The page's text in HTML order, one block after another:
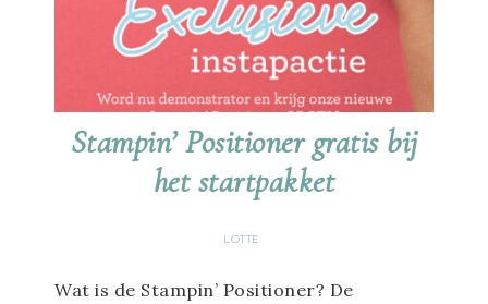
Stampin’ Positioner gratis bij
het startpakket
LOTTE
Wat is de Stampin’ Positioner? De